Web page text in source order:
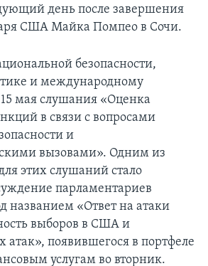
день после завершения
США Майка Помпео в Сочи.
безопасности,
и международному
мая слушания «Оценка
в связи с вопросами
и
вызовами». Одним из
этих слушаний стало
парламентариев
названием «Ответ на атаки
выборов в США и
атак», появившегося в портфеле
услугам во вторник.